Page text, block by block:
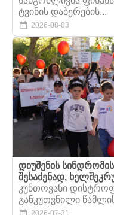
ტვინის დაბერების...
2026-08-03
დიუშენის
შესაძენად,
კუნთოვანი
განკუთვნილი